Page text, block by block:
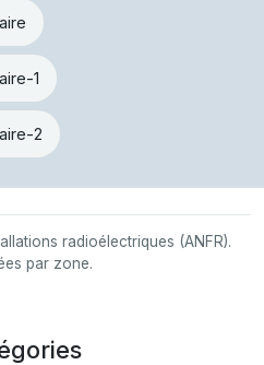
1
2
radioélectriques (ANFR).
par zone.